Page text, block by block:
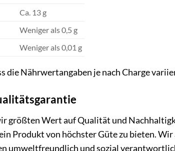
Ca. 13 g
Weniger als 0,5 g
Weniger als 0,01 g
die Nährwertangaben je nach Charge
größten Wert auf Qualität und
Produkt von höchster Güte zu bieten.
umweltfreundlich und sozial